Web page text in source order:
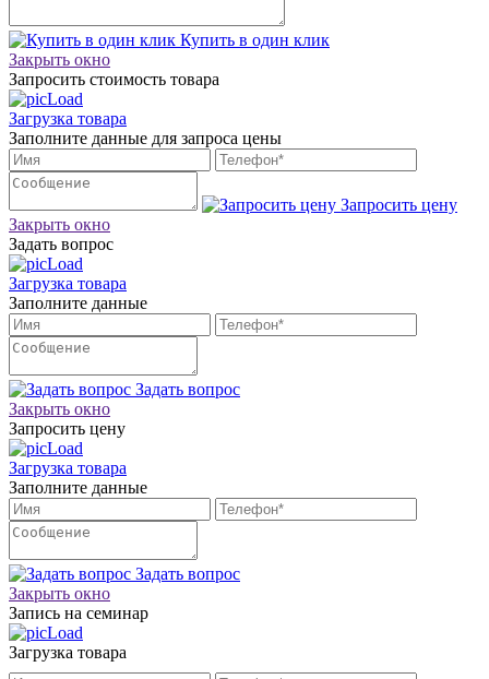
Купить в один клик
Закрыть окно
Запросить стоимость товара
Загрузка товара
Заполните данные для запроса цены
Запросить цену
Закрыть окно
Задать вопрос
Загрузка товара
Заполните данные
Задать вопрос
Закрыть окно
Запросить цену
Загрузка товара
Заполните данные
Задать вопрос
Закрыть окно
Запись на семинар
Загрузка товара